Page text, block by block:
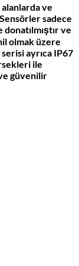
ve
sadece
ve
olmak üzere
ayrıca IP67
ile
güvenilir